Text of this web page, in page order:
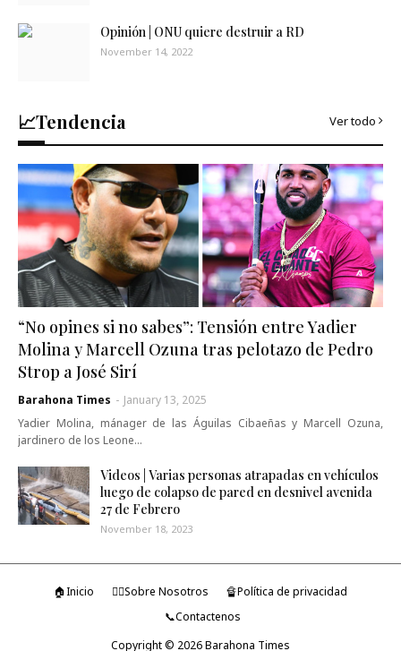
Opinión | ONU quiere destruir a RD
November 14, 2022
📈Tendencia Ver todo
“No opines si no sabes”: Tensión entre Yadier
Molina y Marcell Ozuna tras pelotazo de Pedro
Strop a José Sirí
Barahona Times - January 13, 2025
Yadier Molina, mánager de las Águilas Cibaeñas y Marcell Ozuna,
jardinero de los Leone…
Videos | Varias personas atrapadas en vehículos
luego de colapso de pared en desnivel avenida
27 de Febrero
November 18, 2023
🏠Inicio 🤷‍♂️Sobre Nosotros
🔏Política de privacidad
📞Contactenos
Copyright © 2026Barahona Times